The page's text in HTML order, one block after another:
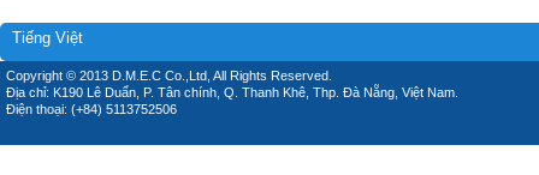
Tiếng Việt
Copyright © 2013 D.M.E.C Co.,Ltd, All Rights Reserved.
Địa chỉ: K190 Lê Duẩn, P. Tân chính, Q. Thanh Khê, Thp. Đà Nẵng, Việt Nam.
Điện thoại: (+84) 5113752506